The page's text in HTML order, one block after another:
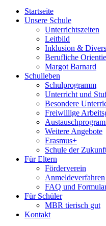
Startseite
Unsere Schule
Unterrichtszeiten
Leitbild
Inklusion &
Berufliche
Margot Barnard
Schulleben
Schulprogramm
Unterricht und
Besondere
Freiwillige
Weitere Angebote
Erasmus+
Schule der
Für Eltern
Förderverein
Anmeldeverfahren
FAQ und
Für Schüler
MBR tierisch gut
Kontakt